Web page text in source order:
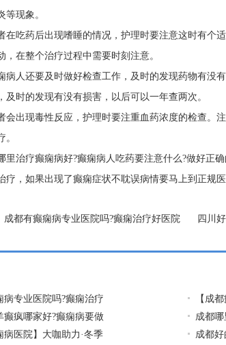
等现象。
在吃药后出现嗜睡的情况，护理时要注意这时有个
，在整个治疗过程中需要时刻注意。
病人还要及时做好检查工作，及时的发现药物有没
及时的发现有没有损害，以后可以一年查两次。
会出现毒性反应，护理时要注重血药浓度的检查。
。
里治疗癫痫病好?癫痫病人吃药要注意什么?做好正
疗，如果出现了癫痫症状不耽误病情要马上到正规医
成都有癫痫病专业医院吗?癫痫治疗好医院
四川
病专业医院吗?癫痫治疗
【成
癫疯哪家好?癫痫病要做
成都
病医院】大咖助力·冬季
成都